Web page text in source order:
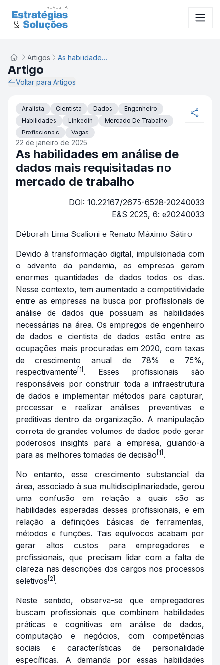
Artigos As habilidades em análise de dados mais requisitadas no mercado de trabalho
Artigo
Voltar para Artigos
Analista Cientista Dados
Engenheiro
Habilidades
Linkedin
Mercado De Trabalho
Profissionais
Vagas
22 de janeiro de 2025
As habilidades em análise de
dados mais requisitadas no
mercado de trabalho
DOI: 10.22167/2675-6528-20240033
E&S 2025, 6: e20240033
Déborah Lima Scalioni e Renato Máximo Sátiro
Devido à transformação digital, impulsionada com
o advento da pandemia, as empresas geram
enormes quantidades de dados todos os dias.
Nesse contexto, tem aumentado a competitividade
entre as empresas na busca por profissionais de
análise de dados que possuam as habilidades
necessárias na área. Os empregos de engenheiro
de dados e cientista de dados estão entre as
ocupações mais procuradas em 2020, com taxas
de crescimento anual de 78% e 75%,
respectivamente [1] . Esses profissionais são
responsáveis por construir toda a infraestrutura
de dados e implementar métodos para capturar,
processar e realizar análises preventivas e
preditivas dentro da organização. A manipulação
correta de grandes volumes de dados pode gerar
poderosos insights para a empresa, guiando-a
para as melhores tomadas de decisão [1] .
No entanto, esse crescimento substancial da
área, associado à sua multidisciplinariedade, gerou
uma confusão em relação a quais são as
habilidades esperadas desses profissionais, e em
relação a definições básicas de ferramentas,
métodos e funções. Tais equívocos acabam por
gerar altos custos para empregadores e
profissionais, que precisam lidar com a falta de
clareza nas descrições dos cargos nos processos
seletivos [2] .
Neste sentido, observa-se que empregadores
buscam profissionais que combinem habilidades
práticas e cognitivas em análise de dados,
computação e negócios, com competências
sociais e características de personalidade
específicas. A demanda por essas habilidades